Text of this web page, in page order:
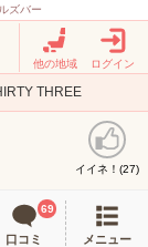
ズバー
他の地域 ログイン
THREE
イイネ！(27)
口コミ
69
メニュー